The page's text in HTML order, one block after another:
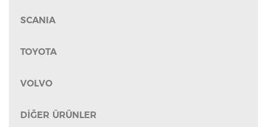
SCANIA
TOYOTA
VOLVO
DİĞER ÜRÜNLER